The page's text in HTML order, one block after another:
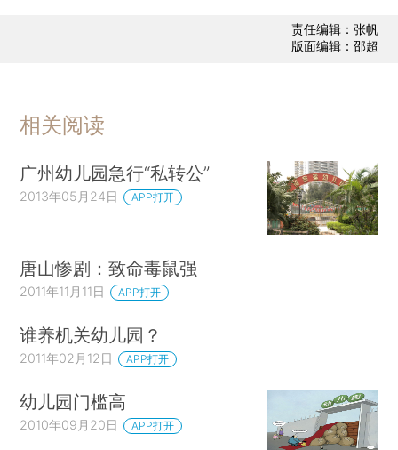
责任编辑：张帆
版面编辑：邵超
相关阅读
广州幼儿园急行“私转公”
2013年05月24日 APP打开
唐山惨剧：致命毒鼠强
2011年11月11日 APP打开
谁养机关幼儿园？
2011年02月12日 APP打开
幼儿园门槛高
2010年09月20日 APP打开